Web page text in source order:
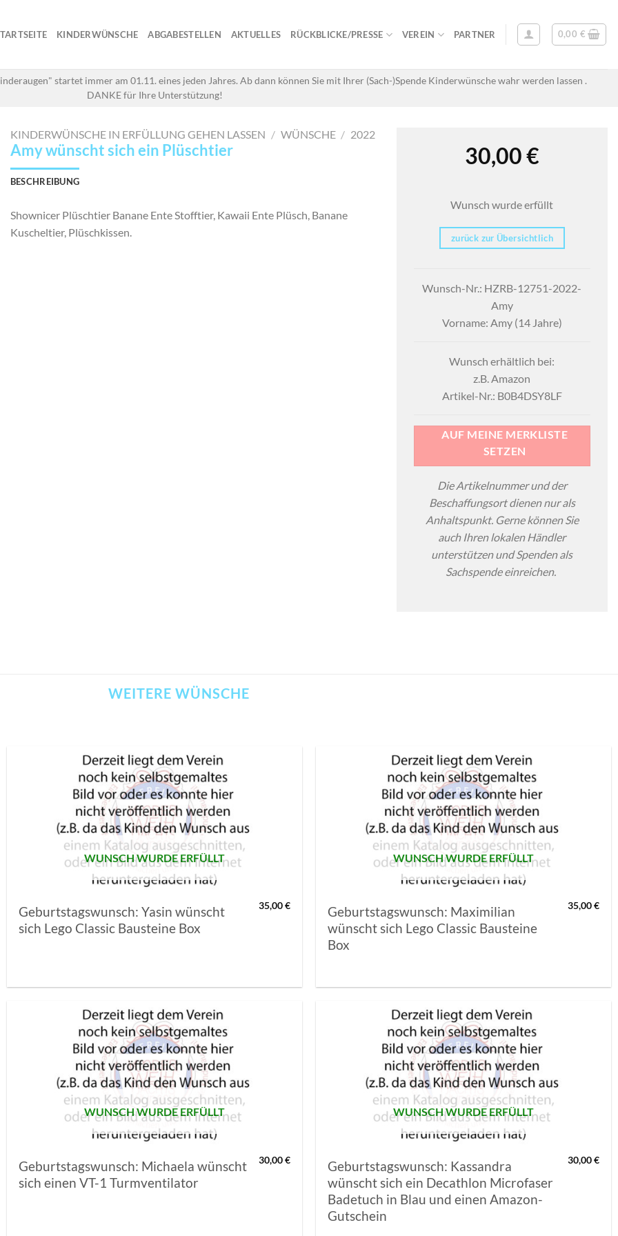
KINDERWÜNSCHE ABGABESTELLEN AKTUELLES RÜCKBLICKE/PRESSE VEREIN PARTNER 0,00 €
startet immer am 01.11. eines jeden Jahres. Ab dann können Sie mit Ihrer (Sach-)Spende Kinderwünsche wahr werden lassen .
DANKE für Ihre Unterstützung!
KINDERWÜNSCHE IN ERFÜLLUNG GEHEN LASSEN / WÜNSCHE / 2022
Amy wünscht sich ein Plüschtier
BESCHREIBUNG
Shownicer Plüschtier Banane Ente Stofftier, Kawaii Ente Plüsch, Banane
Kuscheltier, Plüschkissen.
30,00€
Wunsch wurde erfüllt
zurück zur Übersichtlich
Wunsch-Nr.: HZRB-12751-2022-
Amy
Vorname: Amy (14 Jahre)
Wunsch erhältlich bei:
z.B. Amazon
Artikel-Nr.: B0B4DSY8LF
AUF MEINE MERKLISTE
SETZEN
Die Artikelnummer und der
Beschaffungsort dienen nur als
Anhaltspunkt. Gerne können Sie
auch Ihren lokalen Händler
unterstützen und Spenden als
Sachspende einreichen.
WEITERE WÜNSCHE
WUNSCH WURDE ERFÜLLT
Geburtstagswunsch: Yasin wünscht
sich Lego Classic Bausteine Box
35,00€
WUNSCH WURDE ERFÜLLT
Geburtstagswunsch: Maximilian
wünscht sich Lego Classic Bausteine
Box
35,00€
WUNSCH WURDE ERFÜLLT
Geburtstagswunsch: Michaela wünscht
sich einen VT-1 Turmventilator
30,00€
WUNSCH WURDE ERFÜLLT
Geburtstagswunsch: Kassandra
wünscht sich ein Decathlon Microfaser
Badetuch in Blau und einen Amazon-
Gutschein
30,00€